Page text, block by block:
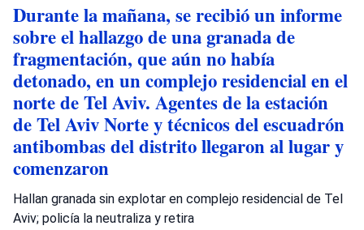
Durante la mañana, se recibió un informe
sobre el hallazgo de una granada de
fragmentación, que aún no había
detonado, en un complejo residencial en el
norte de Tel Aviv. Agentes de la estación
de Tel Aviv Norte y técnicos del escuadrón
antibombas del distrito llegaron al lugar y
comenzaron
Hallan granada sin explotar en complejo residencial de Tel
Aviv; policía la neutraliza y retira